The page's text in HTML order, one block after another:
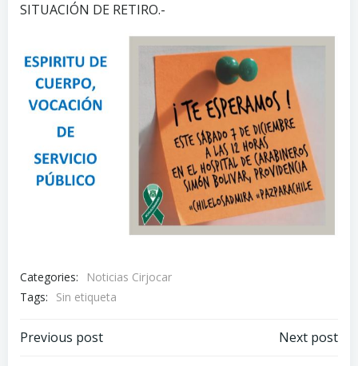
SITUACIÓN DE RETIRO.-
Categories:
Noticias Cirjocar
Tags:
Sin etiqueta
Previous post Next post